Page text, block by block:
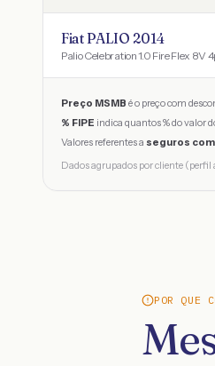
Fiat PALIO 2014
Palio Celebration 1.0 Fire Flex 8V
Preço MSMB é o preço com
% FIPE indica quantos % do valor
Valores referentes a seguros
Dados agrupados por cliente
POR QUE